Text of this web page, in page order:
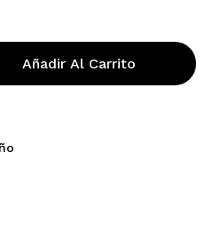
Añadir Al Carrito